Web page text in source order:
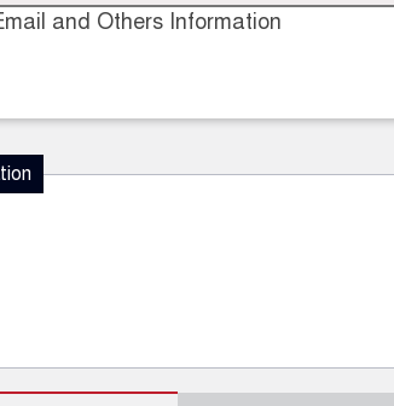
and Others Information